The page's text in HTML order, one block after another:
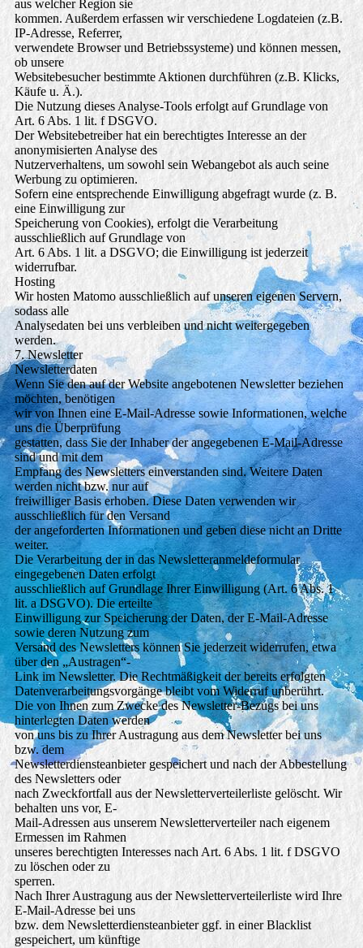
aus welcher Region sie
kommen. Außerdem erfassen wir verschiedene Logdateien (z.B.
IP-Adresse, Referrer,
verwendete Browser und Betriebssysteme) und können messen,
ob unsere
Websitebesucher bestimmte Aktionen durchführen (z.B. Klicks,
Käufe u. Ä.).
Die Nutzung dieses Analyse-Tools erfolgt auf Grundlage von
Art. 6 Abs. 1 lit. f DSGVO.
Der Websitebetreiber hat ein berechtigtes Interesse an der
anonymisierten Analyse des
Nutzerverhaltens, um sowohl sein Webangebot als auch seine
Werbung zu optimieren.
Sofern eine entsprechende Einwilligung abgefragt wurde (z. B.
eine Einwilligung zur
Speicherung von Cookies), erfolgt die Verarbeitung
ausschließlich auf Grundlage von
Art. 6 Abs. 1 lit. a DSGVO; die Einwilligung ist jederzeit
widerrufbar.
Hosting
Wir hosten Matomo ausschließlich auf unseren eigenen Servern,
sodass alle
Analysedaten bei uns verbleiben und nicht weitergegeben
werden.
7. Newsletter
Newsletterdaten
Wenn Sie den auf der Website angebotenen Newsletter beziehen
möchten, benötigen
wir von Ihnen eine E-Mail-Adresse sowie Informationen, welche
uns die Überprüfung
gestatten, dass Sie der Inhaber der angegebenen E-Mail-Adresse
sind und mit dem
Empfang des Newsletters einverstanden sind. Weitere Daten
werden nicht bzw. nur auf
freiwilliger Basis erhoben. Diese Daten verwenden wir
ausschließlich für den Versand
der angeforderten Informationen und geben diese nicht an Dritte
weiter.
Die Verarbeitung der in das Newsletteranmeldeformular
eingegebenen Daten erfolgt
ausschließlich auf Grundlage Ihrer Einwilligung (Art. 6 Abs. 1
lit. a DSGVO). Die erteilte
Einwilligung zur Speicherung der Daten, der E-Mail-Adresse
sowie deren Nutzung zum
Versand des Newsletters können Sie jederzeit widerrufen, etwa
über den „Austragen“-
Link im Newsletter. Die Rechtmäßigkeit der bereits erfolgten
Datenverarbeitungsvorgänge bleibt vom Widerruf unberührt.
Die von Ihnen zum Zwecke des Newsletter-Bezugs bei uns
hinterlegten Daten werden
von uns bis zu Ihrer Austragung aus dem Newsletter bei uns
bzw. dem
Newsletterdiensteanbieter gespeichert und nach der Abbestellung
des Newsletters oder
nach Zweckfortfall aus der Newsletterverteilerliste gelöscht. Wir
behalten uns vor, E-
Mail-Adressen aus unserem Newsletterverteiler nach eigenem
Ermessen im Rahmen
unseres berechtigten Interesses nach Art. 6 Abs. 1 lit. f DSGVO
zu löschen oder zu
sperren.
Nach Ihrer Austragung aus der Newsletterverteilerliste wird Ihre
E-Mail-Adresse bei uns
bzw. dem Newsletterdiensteanbieter ggf. in einer Blacklist
gespeichert, um künftige